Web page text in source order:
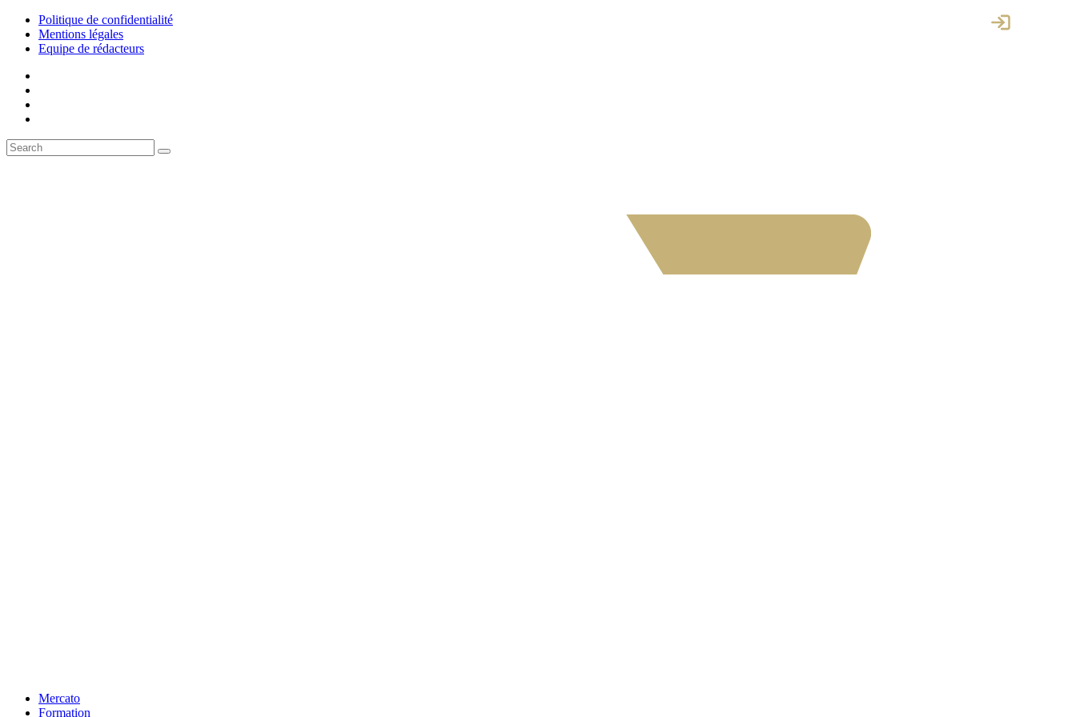
Politique de confidentialité
Mentions légales
Equipe de rédacteurs
Mercato
Formation